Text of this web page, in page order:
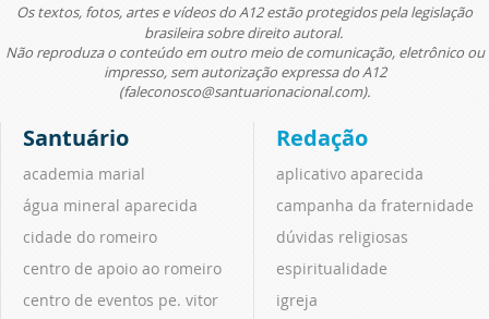
Os textos, fotos, artes e vídeos do A12 estão protegidos pela legislação
brasileira sobre direito autoral.
Não reproduza o conteúdo em outro meio de comunicação, eletrônico ou
impresso, sem autorização expressa do A12
(faleconosco@santuarionacional.com).
Santuário
academia marial
água mineral aparecida
cidade do romeiro
centro de apoio ao romeiro
centro de eventos pe. vitor
Redação
aplicativo aparecida
campanha da fraternidade
dúvidas religiosas
espiritualidade
igreja